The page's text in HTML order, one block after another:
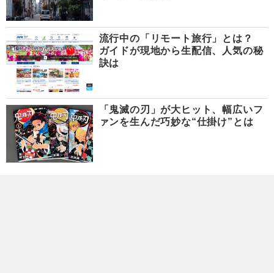
流行中の「リモート旅行」とは？
ガイドが現地から生配信、人気の秘
訣は
「鬼滅の刃」が大ヒット、幅広いフ
ァンを生んだ巧妙な“仕掛け”とは